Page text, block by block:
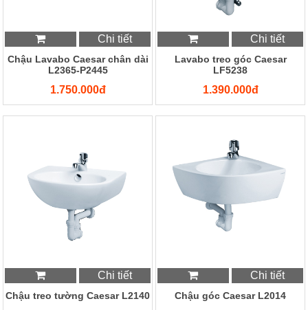
Chi tiết
Chậu Lavabo Caesar chân dài
L2365-P2445
1.750.000đ
Chi tiết
Lavabo treo góc Caesar
LF5238
1.390.000đ
Chi tiết
Chậu treo tường Caesar L2140
Chi tiết
Chậu góc Caesar L2014